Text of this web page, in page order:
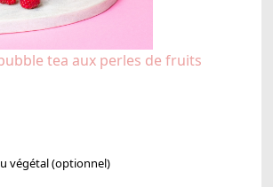
tea aux perles de fruits
végétal (optionnel)